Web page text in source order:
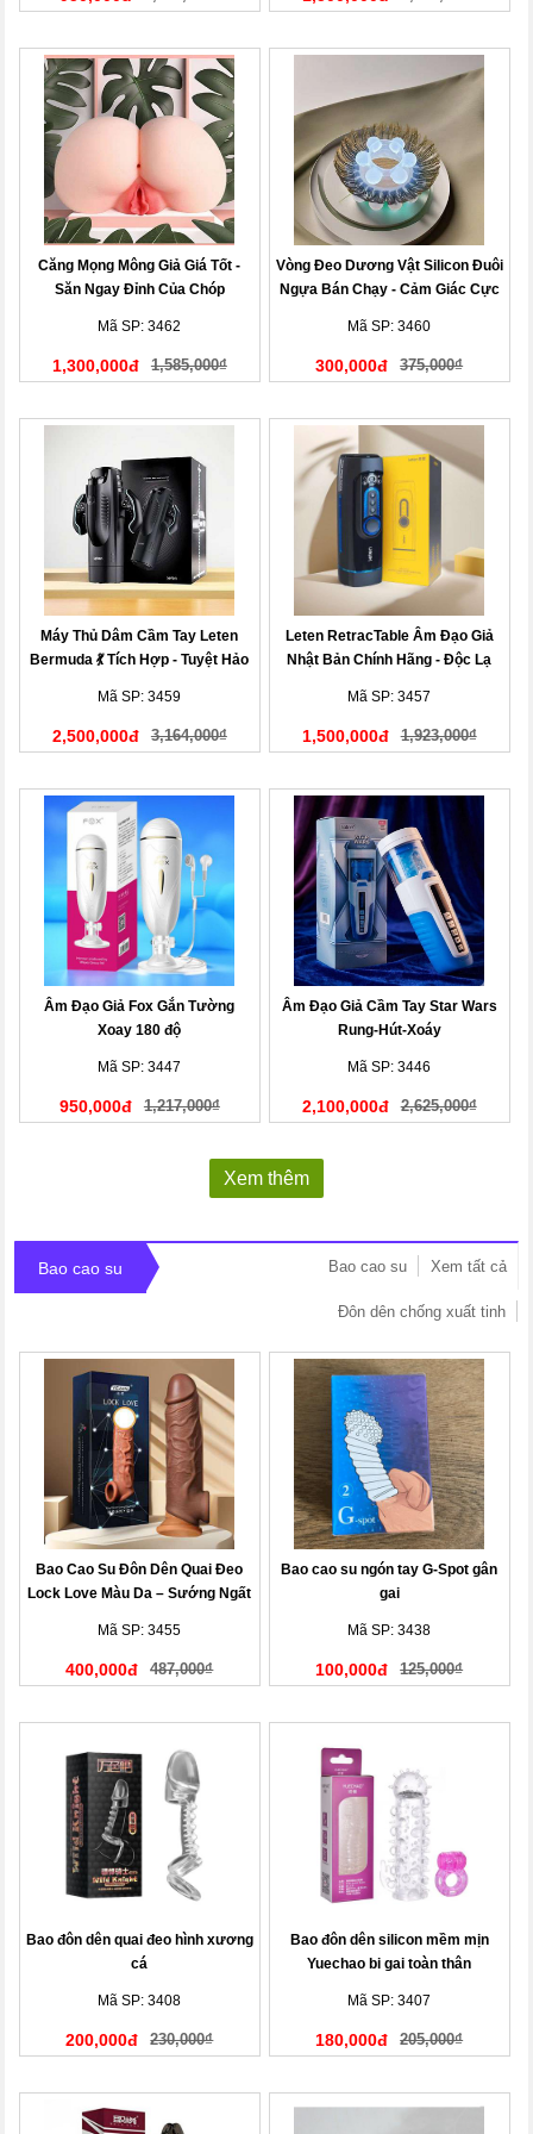
Căng Mọng Mông Giả Giá Tốt -
Săn Ngay Đỉnh Của Chóp
Mã SP: 3462
1,300,000đ 1,585,000₫
Vòng Đeo Dương Vật Silicon Đuôi
Ngựa Bán Chạy - Cảm Giác Cực
Mã SP: 3460
300,000đ 375,000₫
Máy Thủ Dâm Cầm Tay Leten
Bermuda 💃 Tích Hợp - Tuyệt Hảo
Mã SP: 3459
2,500,000đ 3,164,000₫
Leten RetracTable Âm Đạo Giả
Nhật Bản Chính Hãng - Độc Lạ
Mã SP: 3457
1,500,000đ 1,923,000₫
Âm Đạo Giả Fox Gắn Tường
Xoay 180 độ
Mã SP: 3447
950,000đ 1,217,000₫
Âm Đạo Giả Cầm Tay Star Wars
Rung-Hút-Xoáy
Mã SP: 3446
2,100,000đ 2,625,000₫
Xem thêm
Bao cao su Xem tất cả
Bao cao su
Đôn dên chống xuất tinh
Bao Cao Su Đôn Dên Quai Đeo
Lock Love Màu Da – Sướng Ngất
Mã SP: 3455
400,000đ 487,000₫
Bao cao su ngón tay G-Spot gân
gai
Mã SP: 3438
100,000đ 125,000₫
Bao đôn dên quai đeo hình xương
cá
Mã SP: 3408
200,000đ 230,000₫
Bao đôn dên silicon mềm mịn
Yuechao bi gai toàn thân
Mã SP: 3407
180,000đ 205,000₫